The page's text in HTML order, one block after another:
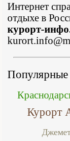
Интернет
отдыхе в
курорт-
Курорт